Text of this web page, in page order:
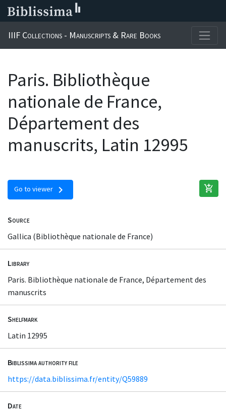
IIIF Collections - Manuscripts & Rare Books
Paris. Bibliothèque
nationale de France,
Département des
manuscrits, Latin 12995
Go to viewer chevron_right add_shopping_cart
Source
Gallica (Bibliothèque nationale de France)
Library
Paris. Bibliothèque nationale de France, Département des
manuscrits
Shelfmark
Latin 12995
Biblissima authority file
https://data.biblissima.fr/entity/Q59889
Date